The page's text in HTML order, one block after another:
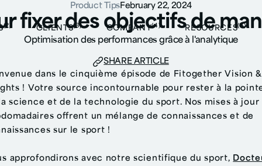
(2) CLIENTS(3) COMPANY(4) RESOURCES(5)
Product TipsFebruary 22, 2024
fixer des objectifs de
Optimisation des performances grâce à l'analytique
SHARE ARTICLE
dans le cinquième épisode de Fitogether Vision &
! Votre source incontournable pour rester à la
science et de la technologie du sport. Nos mises à jour
offrent un mélange de connaissances et de
sur le sport !
approfondirons avec notre scientifique du sport,